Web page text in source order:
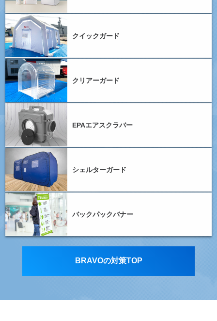
クイックガード
クリアーガード
EPAエアスクラバー
シェルターガード
バックパックバナー
BRAVOの対策TOP